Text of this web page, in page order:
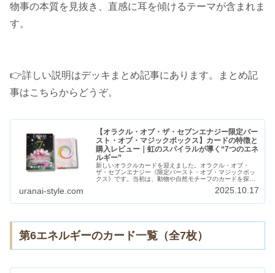
物事の本質を見抜き、直感に耳を傾けるテーマが含まれま
す。
👉詳しい説明はデッキまとめ記事にあります。まとめ記
事はこちらからどうぞ。
【オラクル・オブ・ザ・セブンエナジー限定バー
スト・オブ・マジックボックス】カードの特徴と
購入レビュー｜虹のスパイラルが導く“7つのエネ
ルギー”
新しいオラクルカードを迎えました。オラクル・オブ・
ザ・セブンエナジー《限定バースト・オブ・マジックボッ
クス》です。当初は、動物や自然モチーフのカードを探し
uranai-style.com 2025.10.17
第6エネルギーのカード一覧（全7枚）